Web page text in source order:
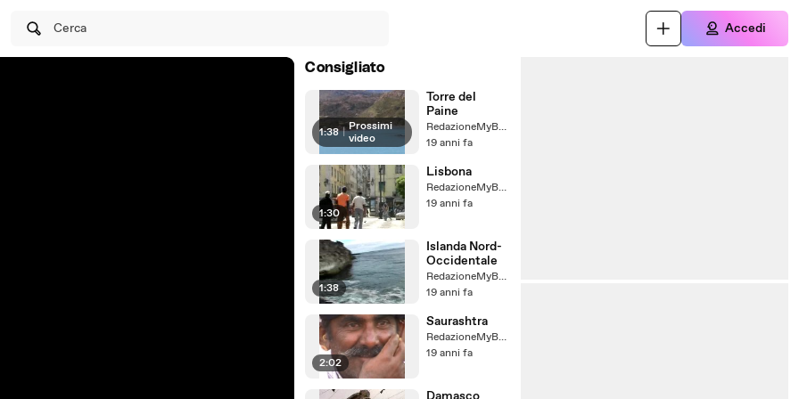
Cerca Accedi
Consigliato
1:38 | Prossimi
video
Torre del
Paine
RedazioneMyBaggy
19 anni fa
1:30
Lisbona
RedazioneMyBaggy
19 anni fa
1:38
Islanda Nord-
Occidentale
RedazioneMyBaggy
19 anni fa
2:02
Saurashtra
RedazioneMyBaggy
19 anni fa